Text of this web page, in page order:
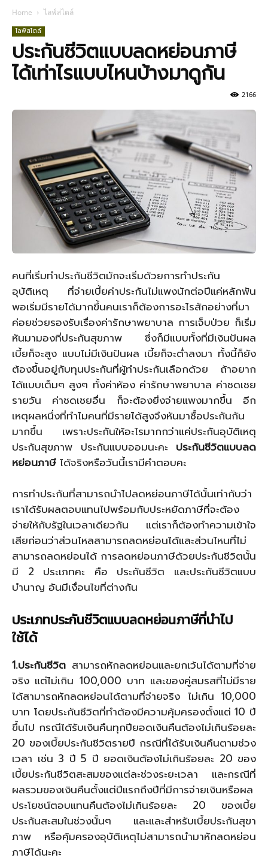
Home ไลฟ์สไตล์
ไลฟ์สไตล์
ประกันชีวิตแบบลดหย่อนภาษี
ได้เท่าไรแบบไหนบ้างมาดูกัน
2166
คนที่เริ่มทำประกันชีวิตมักจะเริ่มด้วยการทำประกัน
อุบัติเหตุ ที่จ่ายเบี้ยค่าประกันไม่แพงนักต่อปีแค่หลักพัน
พอเริ่มมีรายได้มากขึ้นคนเราก็ต้องการอะไรสักอย่างที่มา
ค่อยช่วยรองรับเรื่องค่ารักษาพยาบาล การเจ็บป่วย ก็เริ่ม
หันมามองที่ประกันสุขภาพ ซึ่งก็มีแบบทั้งที่มีเงินปันผล
เบี้ยก็จะสูง แบบไม่มีเงินปันผล เบี้ยก็จะต่ำลงมา ทั้งนี้ก็ยัง
ต้องขึ้นอยู่กับทุนประกันที่ผู้ทำประกันเลือกด้วย ถ้าอยาก
ได้แบบเต็มๆ สูงๆ ทั้งค่าห้อง ค่ารักษาพยาบาล ค่าชดเชย
รายวัน ค่าชดเชยอื่น ก็จะต้องยิ่งจ่ายแพงมากขึ้น อีก
เหตุผลหนึ่งที่ทำไมคนที่มีรายได้สูงจึงหันมาซื้อประกันกัน
มากขึ้น เพราะประกันให้อะไรมากกว่าแค่ประกันอุบัติเหตุ
ประกันสุขภาพ ประกันแบบออมนะคะ ประกันชีวิตแบบลด
หย่อนภาษี ได้จริงหรือวันนี้เรามีคำตอบคะ
การทำประกันที่สามารถนำไปลดหย่อนภาษีได้นั้นเท่ากับว่า
เราได้รับผลตอบแทนไปพร้อมกับประหยัดภาษีที่จะต้อง
จ่ายให้กับรัฐในเวลาเดียวกัน แต่เราก็ต้องทำความเข้าใจ
เสียก่อนว่าส่วนไหลสามารถลดหย่อนได้และส่วนไหนที่ไม่
สามารถลดหย่อนได้ การลดหย่อนภาษีด้วยประกันชีวิตนั้น
มี 2 ประเภทคะ คือ ประกันชีวิต และประกันชีวิตแบบ
บำนาญ อันมีเงื่อนไขที่ต่างกัน
ประเภทประกันชีวิตแบบลดหย่อนภาษีที่นำไป
ใช้ได้
1.ประกันชีวิต สามารถหักลดหย่อนและยกเว้นได้ตามที่จ่าย
จริง แต่ไม่เกิน 100,000 บาท และของคู่สมรสที่ไม่มีราย
ได้สามารถหักลดหย่อนได้ตามที่จ่ายจริง ไม่เกิน 10,000
บาท โดยประกันชีวิตที่ทำต้องมีความคุ้มครองตั้งแต่ 10 ปี
ขึ้นไป กรณีได้รับเงินคืนทุกปียอดเงินคืนต้องไม่เกินร้อยละ
20 ของเบี้ยประกันชีวิตรายปี กรณีที่ได้รับเงินคืนตามช่วง
เวลา เช่น 3 ปี 5 ปี ยอดเงินต้องไม่เกินร้อยละ 20 ของ
เบี้ยประกันชีวิตสะสมของแต่ละช่วงระยะเวลา และกรณีที่
ผลรวมของเงินคืนตั้งแต่ปีแรกถึงปีที่มีการจ่ายเงินหรือผล
ประโยชน์ตอบแทนคืนต้องไม่เกินร้อยละ 20 ของเบี้ย
ประกันสะสมในช่วงนั้นๆ และและสำหรับเบี้ยประกันสุขา
ภาพ หรือคุ้มครองอุบัติเหตุไม่สามารถนำมาหักลดหย่อน
ภาษีได้นะคะ